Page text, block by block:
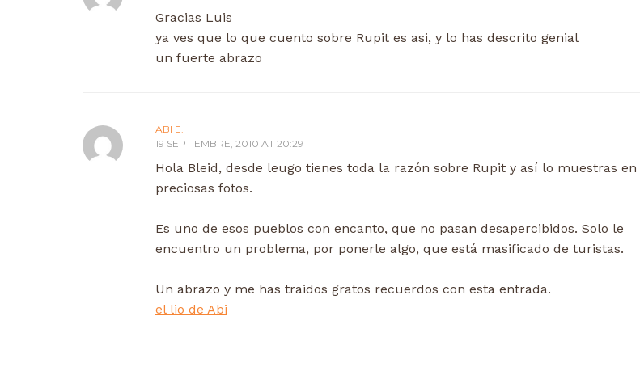
Gracias Luis
ya ves que lo que cuento sobre Rupit es asi, y lo has descrito genial
un fuerte abrazo
ABI E.
19 SEPTIEMBRE, 2010 AT 20:29
Hola Bleid, desde leugo tienes toda la razón sobre Rupit y así lo muestras en
preciosas fotos.
Es uno de esos pueblos con encanto, que no pasan desapercibidos. Solo le
encuentro un problema, por ponerle algo, que está masificado de turistas.
Un abrazo y me has traidos gratos recuerdos con esta entrada.
el lio de Abi